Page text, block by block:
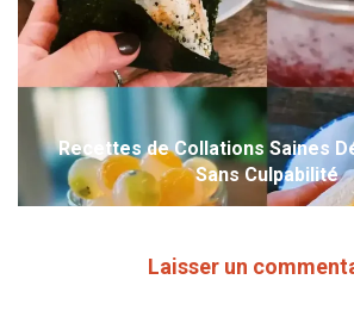
Recettes de Collations Saines
Sans Culpabilité
Laisser un